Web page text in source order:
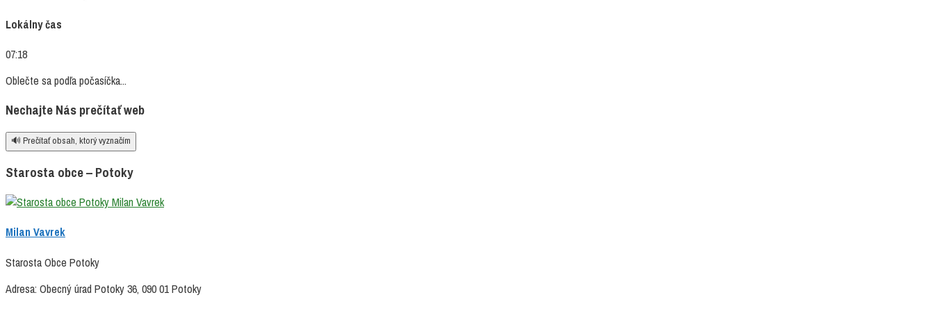
Lokálny čas
07:18
Oblečte sa podľa počasíčka...
Nechajte Nás prečítať web
🔊 Prečítať obsah, ktorý vyznačím
Starosta obce – Potoky
Milan Vavrek
Starosta Obce Potoky
Adresa: Obecný úrad Potoky 36, 090 01 Potoky